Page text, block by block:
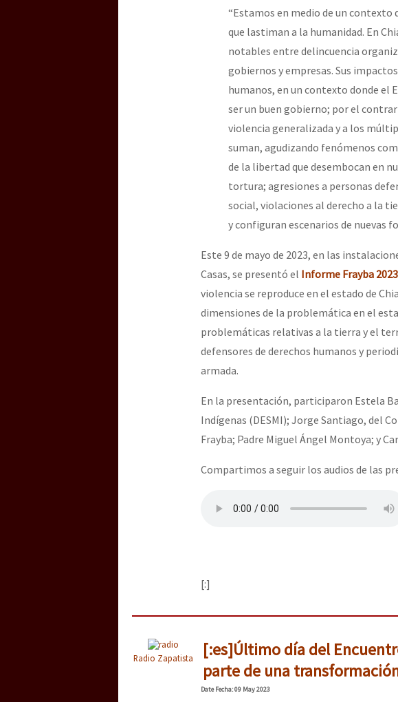
[CDMX – 20 julio] Jornadas globales por
“Sonhando a Terra do Bem Virá” se
Se o México sabe, que o mundo saiba!
[25 abr – CDMX] Tokín por el CNI: 30
“Estamos en medio de un contexto
que lastiman a la humanidad. En
notables entre delincuencia orga
gobiernos y empresas. Sus
humanos, en un contexto donde el
ser un buen gobierno; por el
violencia generalizada ya los
suman, agudizando fenómenos
de la libertad que desembocan en
tortura; agresiones a personas
social, violaciones al derecho a la
y configuran escenarios de nuevas
Este 9 de mayo de 2023, en las
Casas, se presentó el Informe Frayba 2023
violencia se reproduce en el estado de
dimensiones de la problemática en el
problemáticas relativas a la tierra y el
defensores de derechos humanos y
armada.
En la presentación, participaron Estela
Indígenas (DESMI); Jorge Santiago, del
Frayba; Padre Miguel Ángel Montoya; y
Compartimos a seguir los audios de las
[:]
Radio Zapatista
[:es]Último día del
parte de una
DateFecha: 09 May 2023